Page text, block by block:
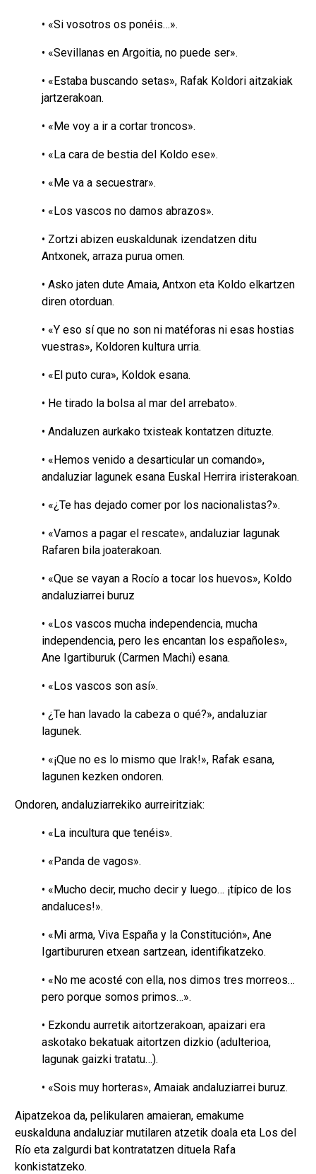
• «Si vosotros os ponéis…».
• «Sevillanas en Argoitia, no puede ser».
• «Estaba buscando setas», Rafak Koldori aitzakiak
jartzerakoan.
• «Me voy a ir a cortar troncos».
• «La cara de bestia del Koldo ese».
• «Me va a secuestrar».
• «Los vascos no damos abrazos».
• Zortzi abizen euskaldunak izendatzen ditu
Antxonek, arraza purua omen.
• Asko jaten dute Amaia, Antxon eta Koldo elkartzen
diren otorduan.
• «Y eso sí que no son ni matéforas ni esas hostias
vuestras», Koldoren kultura urria.
• «El puto cura», Koldok esana.
• He tirado la bolsa al mar del arrebato».
• Andaluzen aurkako txisteak kontatzen dituzte.
• «Hemos venido a desarticular un comando»,
andaluziar lagunek esana Euskal Herrira iristerakoan.
• «¿Te has dejado comer por los nacionalistas?».
• «Vamos a pagar el rescate», andaluziar lagunak
Rafaren bila joaterakoan.
• «Que se vayan a Rocío a tocar los huevos», Koldo
andaluziarrei buruz
• «Los vascos mucha independencia, mucha
independencia, pero les encantan los españoles»,
Ane Igartiburuk (Carmen Machi) esana.
• «Los vascos son así».
• ¿Te han lavado la cabeza o qué?», andaluziar
lagunek.
• «¡Que no es lo mismo que Irak!», Rafak esana,
lagunen kezken ondoren.
Ondoren, andaluziarrekiko aurreiritziak:
• «La incultura que tenéis».
• «Panda de vagos».
• «Mucho decir, mucho decir y luego… ¡típico de los
andaluces!».
• «Mi arma, Viva España y la Constitución», Ane
Igartibururen etxean sartzean, identifikatzeko.
• «No me acosté con ella, nos dimos tres morreos…
pero porque somos primos…».
• Ezkondu aurretik aitortzerakoan, apaizari era
askotako bekatuak aitortzen dizkio (adulterioa,
lagunak gaizki tratatu…).
• «Sois muy horteras», Amaiak andaluziarrei buruz.
Aipatzekoa da, pelikularen amaieran, emakume
euskalduna andaluziar mutilaren atzetik doala eta Los del
Río eta zalgurdi bat kontratatzen dituela Rafa
konkistatzeko.